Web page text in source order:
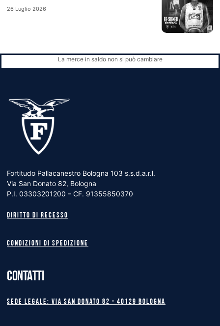
26 Luglio 2026
La merce in saldo non si può cambiare
Fortitudo Pallacanestro Bologna 103 s.s.d.a.r.l.
Via San Donato 82, Bologna
P.I. 03303201200 – CF. 91355850370
Diritto di recesso
Condizioni di spedizione
CONTATTI
Sede legale: Via San Donato 82 - 40129 BOLOGNA